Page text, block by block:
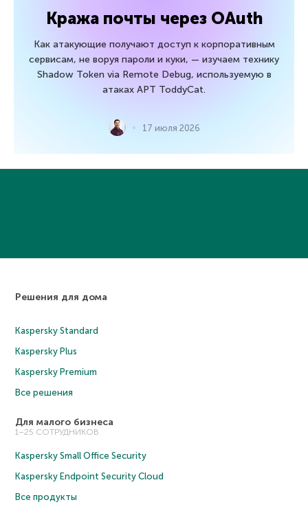
Кража почты через OAuth
Как атакующие получают доступ к корпоративным
сервисам, не воруя пароли и куки, — изучаем технику
Shadow Token via Remote Debug, используемую в
атаках APT ToddyCat.
17 июля 2026
Решения для дома
Kaspersky Standard
Kaspersky Plus
Kaspersky Premium
Все решения
Для малого бизнеса
1–25 СОТРУДНИКОВ
Kaspersky Small Office Security
Kaspersky Endpoint Security Cloud
Все продукты